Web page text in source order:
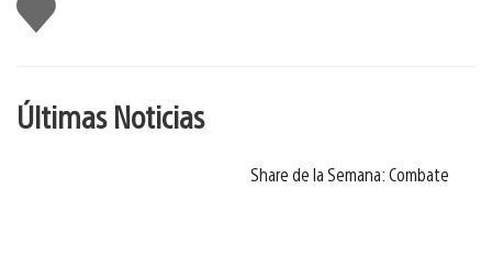
gusta
Últimas Noticias
Share de la Semana: Combate